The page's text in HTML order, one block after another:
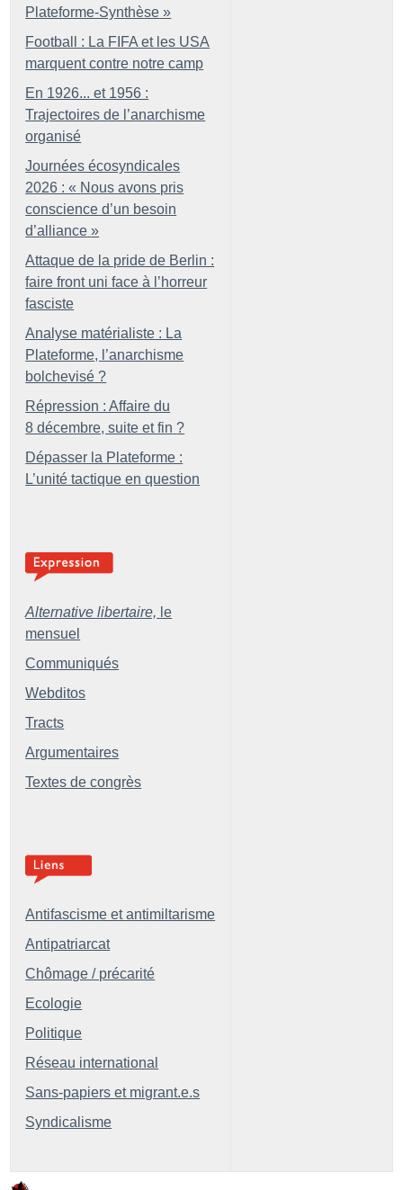
Plateforme-Synthèse »
Football : La FIFA et les USA
marquent contre notre camp
En 1926... et 1956 :
Trajectoires de l’anarchisme
organisé
Journées écosyndicales
2026 : « Nous avons pris
conscience d’un besoin
d’alliance »
Attaque de la pride de Berlin :
faire front uni face à l’horreur
fasciste
Analyse matérialiste : La
Plateforme, l’anarchisme
bolchevisé ?
Répression : Affaire du
8 décembre, suite et fin ?
Dépasser la Plateforme :
L’unité tactique en question
Alternative libertaire, le
mensuel
Communiqués
Webditos
Tracts
Argumentaires
Textes de congrès
Antifascisme et antimiltarisme
Antipatriarcat
Chômage / précarité
Ecologie
Politique
Réseau international
Sans-papiers et migrant.e.s
Syndicalisme